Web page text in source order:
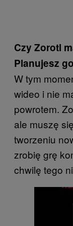
Czy Zorotl
Planujesz
W tym
wideo i nie
powrotem.
ale muszę
tworzeniu
zrobię grę
chwilę tego